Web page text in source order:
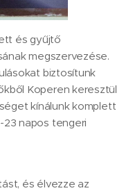
és gyűjtő
megszervezése.
biztosítunk
Koperen keresztül
kínálunk komplett
napos tengeri
és élvezze az